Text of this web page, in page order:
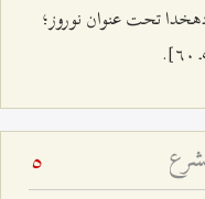
تحت عنوان نوروز؛
5